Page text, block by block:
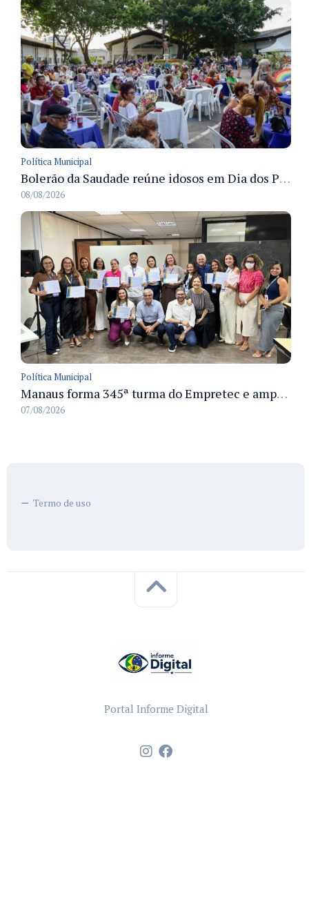
Política Municipal
Bolerão da Saudade reúne idosos em Dia dos Pais promovido pela Fundação Dr. Thomas em Manaus
08/08/2026
Política Municipal
Manaus forma 345ª turma do Empretec e amplia qualificação de empreendedores na cidade
07/08/2026
Termo de uso
Portal Informe Digital